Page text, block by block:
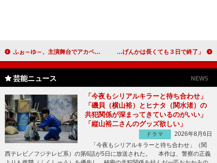
ふぉ～ゆ～、主演舞台でアカペラに初挑戦 松崎祐介「４人の“パンイチ”も見どころです」 藤本美貴、夫・庄司と毎月“手紙交換” 「夫婦げんかは長くても３日で終了」
芸能ニュース NEWS
「今夜もシリアルキラーと待ち合わせ」
「磯貝（横山裕）とヒナタ（関水渚）の
共犯関係が深まってきているのがいい」
「縦山裕二さんのグッズ欲しい」
ドラマ
2026年8月6日
「今夜もシリアルキラーと待ち合わせ」（関
西テレビ／フジテレビ系）の第6話が5日に放送された。 本作は、警察の正義